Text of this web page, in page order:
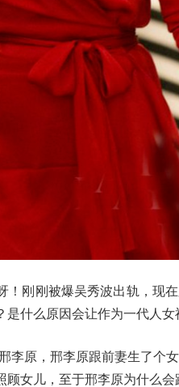
！刚刚被爆吴秀波出轨，现
什么原因会让作为一代人女
李原，邢李原跟前妻生了个
女儿，至于邢李原为什么会